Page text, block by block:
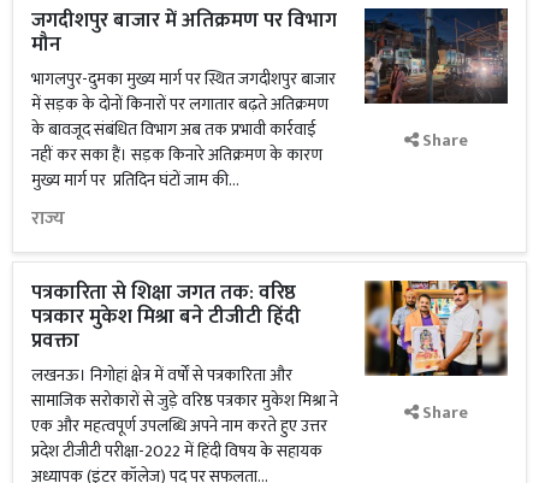
जगदीशपुर बाजार में अतिक्रमण पर विभाग
मौन
भागलपुर-दुमका मुख्य मार्ग पर स्थित जगदीशपुर बाजार
में सड़क के दोनों किनारों पर लगातार बढ़ते अतिक्रमण
के बावजूद संबंधित विभाग अब तक प्रभावी कार्रवाई
नहीं कर सका हैं। सड़क किनारे अतिक्रमण के कारण
मुख्य मार्ग पर प्रतिदिन घंटों जाम की...
राज्य
Share
पत्रकारिता से शिक्षा जगत तक: वरिष्ठ
पत्रकार मुकेश मिश्रा बने टीजीटी हिंदी
प्रवक्ता
लखनऊ। निगोहां क्षेत्र में वर्षों से पत्रकारिता और
सामाजिक सरोकारों से जुड़े वरिष्ठ पत्रकार मुकेश मिश्रा ने
एक और महत्वपूर्ण उपलब्धि अपने नाम करते हुए उत्तर
प्रदेश टीजीटी परीक्षा-2022 में हिंदी विषय के सहायक
अध्यापक (इंटर कॉलेज) पद पर सफलता...
Share